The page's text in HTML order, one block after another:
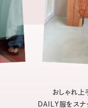
おしゃれ上
DAILY服をスナ